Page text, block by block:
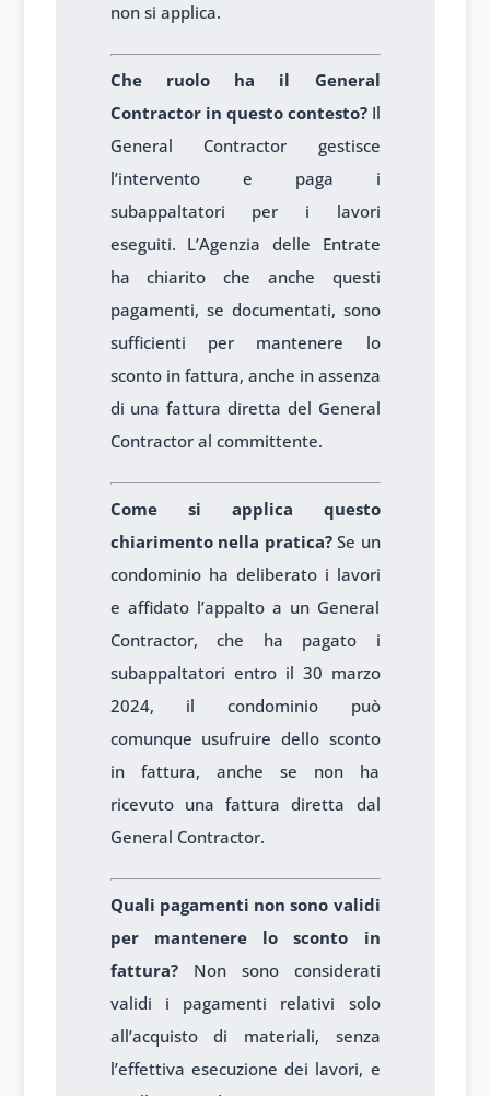
non si applica.
Che ruolo ha il General
Contractor in questo contesto? Il
General Contractor gestisce
l’intervento e paga i
subappaltatori per i lavori
eseguiti. L’Agenzia delle Entrate
ha chiarito che anche questi
pagamenti, se documentati, sono
sufficienti per mantenere lo
sconto in fattura, anche in assenza
di una fattura diretta del General
Contractor al committente.
Come si applica questo
chiarimento nella pratica? Se un
condominio ha deliberato i lavori
e affidato l’appalto a un General
Contractor, che ha pagato i
subappaltatori entro il 30 marzo
2024, il condominio può
comunque usufruire dello sconto
in fattura, anche se non ha
ricevuto una fattura diretta dal
General Contractor.
Quali pagamenti non sono validi
per mantenere lo sconto in
fattura? Non sono considerati
validi i pagamenti relativi solo
all’acquisto di materiali, senza
l’effettiva esecuzione dei lavori, e